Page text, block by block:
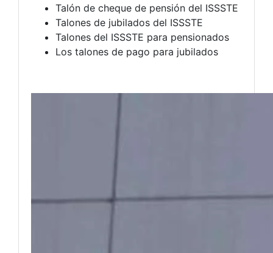
Talón de cheque de pensión del ISSSTE
Talones de jubilados del ISSSTE
Talones del ISSSTE para pensionados
Los talones de pago para jubilados